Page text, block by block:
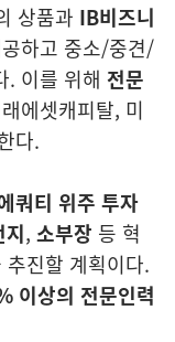
상품과 IB비즈니
하고 중소/중견/
. 이를 위해 전문
에셋캐피탈, 미
다.
쿼티 위주 투자
, 소부장 등 혁
진할 계획이다.
이상의 전문인력